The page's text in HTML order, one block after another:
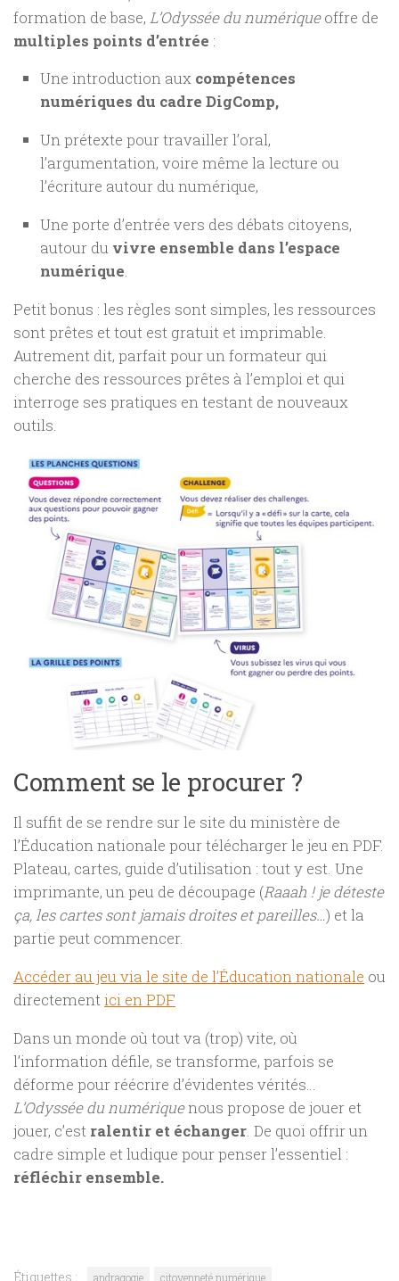
formation de base, L’Odyssée du numériqueoffre de
multiples points d’entrée :
Une introduction aux compétences
numériques du cadre DigComp,
Un prétexte pour travailler l’oral,
l’argumentation, voire même la lecture ou
l’écriture autour du numérique,
Une porte d’entrée vers des débats citoyens,
autour du vivre ensemble dans l’espace
numérique.
Petit bonus : les règles sont simples, les ressources
sont prêtes et tout est gratuit et imprimable.
Autrement dit, parfait pour un formateur qui
cherche des ressources prêtes à l’emploi et qui
interroge ses pratiques en testant de nouveaux
outils.
Comment se le procurer ?
Il suffit de se rendre sur le site du ministère de
l’Éducation nationale pour télécharger le jeu en PDF.
Plateau, cartes, guide d’utilisation : tout y est. Une
imprimante, un peu de découpage (Raaah ! je déteste
ça, les cartes sont jamais droites et pareilles…) et la
partie peut commencer.
Accéder au jeu via le site de l’Éducation nationale ou
directementici en PDF
Dans un monde où tout va (trop) vite, où
l’information défile, se transforme, parfois se
déforme pour réécrire d’évidentes vérités…
L’Odyssée du numériquenous propose de jouer et
jouer, c’est ralentir et échanger . De quoi offrir un
cadre simple et ludique pour penser l’essentiel :
réfléchir ensemble.
Étiquettes : andragogie
citoyenneté numérique